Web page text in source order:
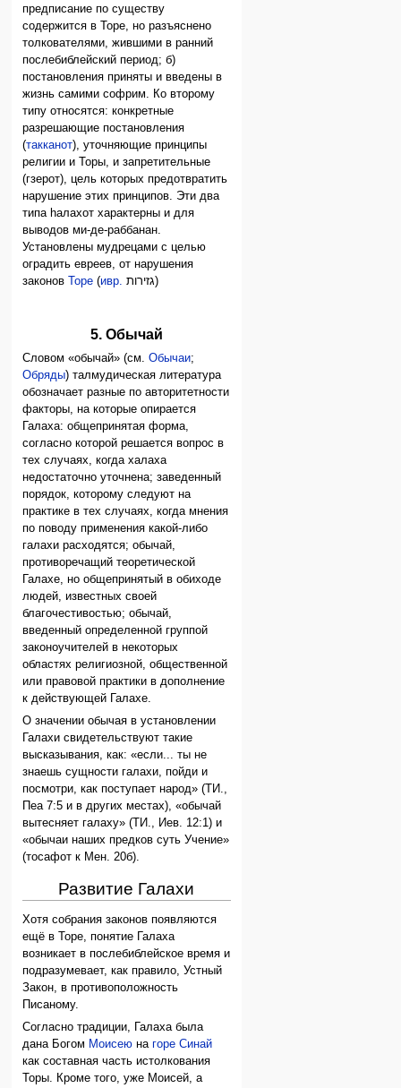
предписание по существу
содержится в Торе, но разъяснено
толкователями, жившими в ранний
послебиблейский период; б)
постановления приняты и введены в
жизнь самими софрим. Ко второму
типу относятся: конкретные
разрешающие постановления
(такканот), уточняющие принципы
религии и Торы, и запретительные
(гзерот), цель которых предотвратить
нарушение этих принципов. Эти два
типа hалахот характерны и для
выводов ми-де-раббанан.
Установлены мудрецами с целью
оградить евреев, от нарушения
законов
Торе (ивр. גזירות‎)
5. Обычай
Словом «обычай» (см.Обычаи;
Обряды) талмудическая литература
обозначает разные по авторитетности
факторы, на которые опирается
Галаха: общепринятая форма,
согласно которой решается вопрос в
тех случаях, когда халаха
недостаточно уточнена; заведенный
порядок, которому следуют на
практике в тех случаях, когда мнения
по поводу применения какой-либо
галахи расходятся; обычай,
противоречащий теоретической
Галахе, но общепринятый в обиходе
людей, известных своей
благочестивостью; обычай,
введенный определенной группой
законоучителей в некоторых
областях религиозной, общественной
или правовой практики в дополнение
к действующей Галахе.
О значении обычая в установлении
Галахи свидетельствуют такие
высказывания, как: «если... ты не
знаешь сущности галахи, пойди и
посмотри, как поступает народ» (ТИ.,
Пеа 7:5 и в других местах), «обычай
вытесняет галаху» (ТИ., Иев. 12:1) и
«обычаи наших предков суть Учение»
(тосафот к Мен. 20б).
Развитие Галахи
Хотя собрания законов появляются
ещё в Торе, понятие Галаха
возникает в послебиблейское время и
подразумевает, как правило, Устный
Закон, в противоположность
Писаному.
Согласно традиции, Галаха была
дана Богом Моисею нагоре Синай
как составная часть истолкования
Торы. Кроме того, уже Моисей, а